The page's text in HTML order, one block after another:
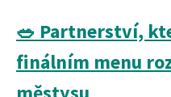
🥗 Partnerství,
finálním menu